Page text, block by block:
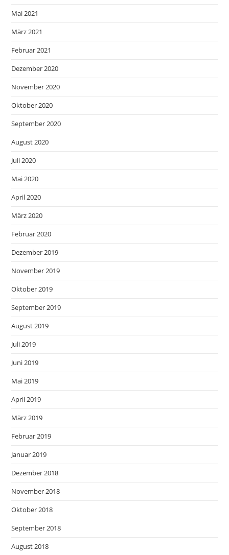
Mai 2021
März 2021
Februar 2021
Dezember 2020
November 2020
Oktober 2020
September 2020
August 2020
Juli 2020
Mai 2020
April 2020
März 2020
Februar 2020
Dezember 2019
November 2019
Oktober 2019
September 2019
August 2019
Juli 2019
Juni 2019
Mai 2019
April 2019
März 2019
Februar 2019
Januar 2019
Dezember 2018
November 2018
Oktober 2018
September 2018
August 2018